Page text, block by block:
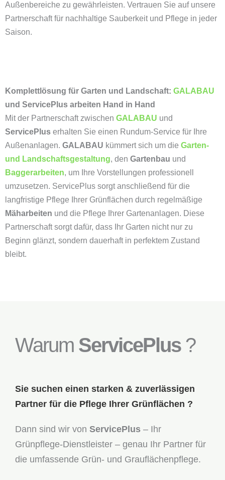
Außenbereiche zu gewährleisten. Vertrauen Sie auf unsere
Partnerschaft für nachhaltige Sauberkeit und Pflege in jeder
Saison.
Komplettlösung für Garten und Landschaft: GALABAU
und ServicePlus arbeiten Hand in Hand
Mit der Partnerschaft zwischen GALABAU und
ServicePlus erhalten Sie einen Rundum-Service für Ihre
Außenanlagen. GALABAU kümmert sich um die Garten-
und Landschaftsgestaltung, den Gartenbau und
Baggerarbeiten, um Ihre Vorstellungen professionell
umzusetzen. ServicePlus sorgt anschließend für die
langfristige Pflege Ihrer Grünflächen durch regelmäßige
Mäharbeiten und die Pflege Ihrer Gartenanlagen. Diese
Partnerschaft sorgt dafür, dass Ihr Garten nicht nur zu
Beginn glänzt, sondern dauerhaft in perfektem Zustand
bleibt.
Warum ServicePlus?
Sie suchen einen starken & zuverlässigen
Partner für die Pflege Ihrer Grünflächen ?
Dann sind wir von ServicePlus – Ihr
Grünpflege-Dienstleister – genau Ihr Partner für
die umfassende Grün- und Grauflächenpflege.